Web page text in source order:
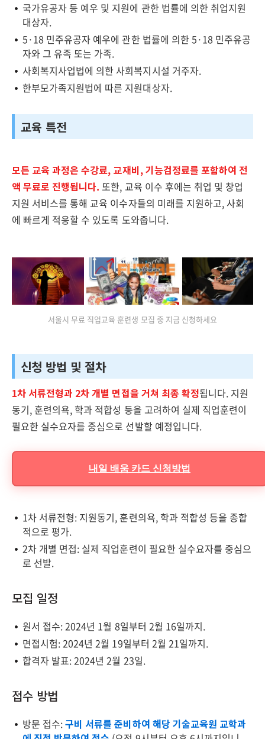
국가유공자 등 예우 및 지원에 관한 법률에 의한 취업지원
대상자.
5·18 민주유공자 예우에 관한 법률에 의한 5·18 민주유공
자와 그 유족 또는 가족.
사회복지사업법에 의한 사회복지시설 거주자.
한부모가족지원법에 따른 지원대상자.
교육 특전
모든 교육 과정은 수강료, 교재비, 기능검정료를 포함하여 전
액 무료로 진행됩니다. 또한, 교육 이수 후에는 취업 및 창업
지원 서비스를 통해 교육 이수자들의 미래를 지원하고, 사회
에 빠르게 적응할 수 있도록 도와줍니다.
서울시 무료 직업교육 훈련생 모집 중 지금 신청하세요
신청 방법 및 절차
1차 서류전형과 2차 개별 면접을 거쳐 최종 확정됩니다. 지원
동기, 훈련의욕, 학과 적합성 등을 고려하여 실제 직업훈련이
필요한 실수요자를 중심으로 선발할 예정입니다.
내일 배움 카드 신청방법
1차 서류전형: 지원동기, 훈련의욕, 학과 적합성 등을 종합
적으로 평가.
2차 개별 면접: 실제 직업훈련이 필요한 실수요자를 중심으
로 선발.
모집 일정
원서 접수: 2024년 1월 8일부터 2월 16일까지.
면접시험: 2024년 2월 19일부터 2월 21일까지.
합격자 발표: 2024년 2월 23일.
접수 방법
방문 접수:구비 서류를 준비하여 해당 기술교육원 교학과